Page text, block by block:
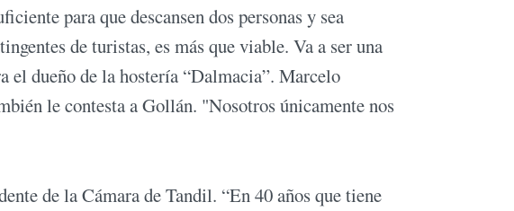
para que descansen dos personas y sea
de turistas, es más que viable. Va a ser una
el dueño de la hostería “Dalmacia”. Marcelo
le contesta a Gollán. "Nosotros únicamente nos
de la Cámara de Tandil. “En 40 años que tiene